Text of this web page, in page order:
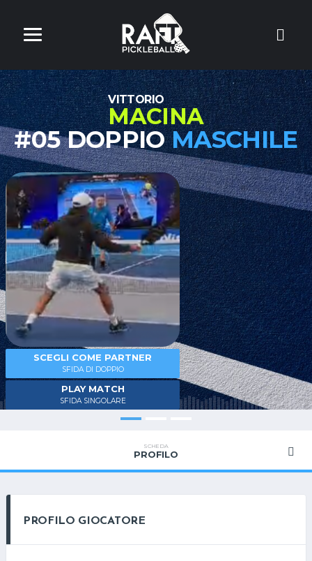
VITTORIO
MACINA
#05 DOPPIOMASCHILE
SCEGLI COME PARTNER
SFIDA DI DOPPIO
PLAY MATCH
SFIDA SINGOLARE
SCHEDA
PROFILO
PROFILO GIOCATORE